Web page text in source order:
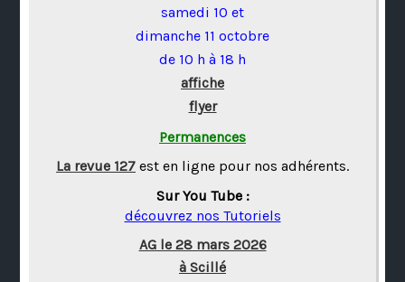
samedi 10 et
dimanche 11 octobre
de 10 h à 18 h
affiche
flyer
Permanences
La revue 127 est en ligne pour nos adhérents.
Sur You Tube :
découvrez nos Tutoriels
AG le 28 mars 2026
à Scillé